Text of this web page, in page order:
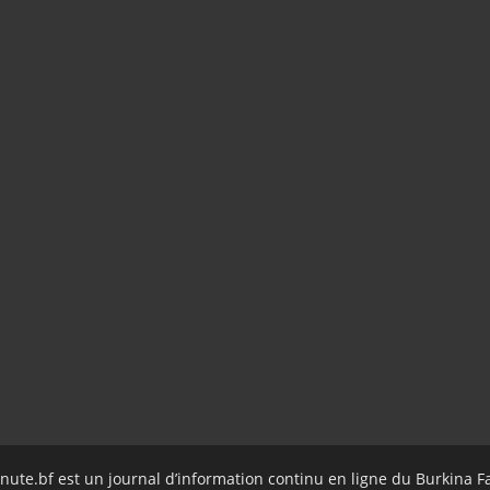
est un journal d’information continu en ligne du Burkina